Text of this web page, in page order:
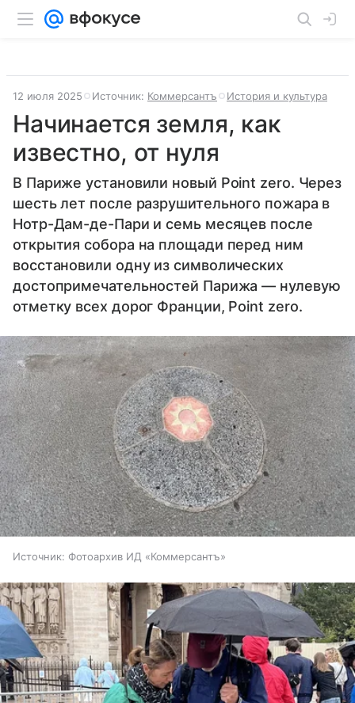
12 июля 2025 Источник: Коммерсантъ История и культура
Начинается земля, как
известно, от нуля
В Париже установили новый Point zero. Через
шесть лет после разрушительного пожара в
Нотр-Дам-де-Пари и семь месяцев после
открытия собора на площади перед ним
восстановили одну из символических
достопримечательностей Парижа — нулевую
отметку всех дорог Франции, Point zero.
Источник: Фотоархив ИД «Коммерсантъ»